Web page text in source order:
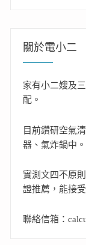
關於電小二
家有小二嫂及
配。
目前鑽研空氣
器、氣炸鍋中。
實測文四不原
證推薦，能接
聯絡信箱：